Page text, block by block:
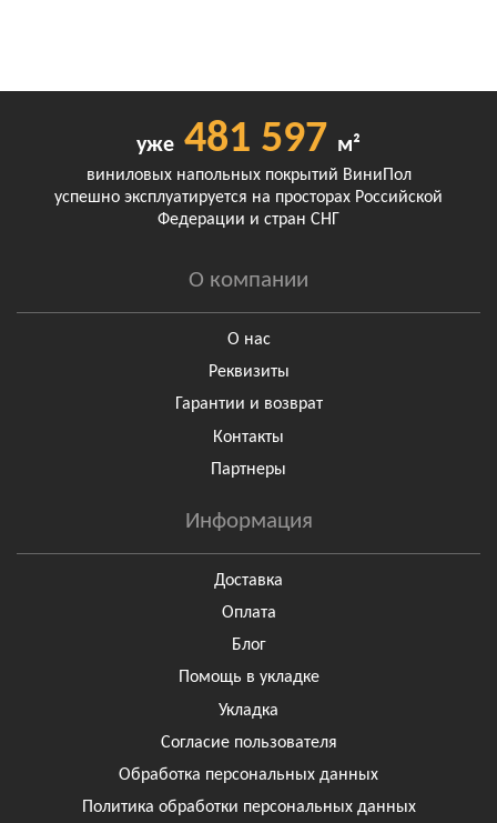
уже 481 597 м²
виниловых напольных покрытий ВиниПол
успешно эксплуатируется на просторах Российской
Федерации и стран СНГ
О компании
О нас
Реквизиты
Гарантии и возврат
Контакты
Партнеры
Информация
Доставка
Оплата
Блог
Помощь в укладке
Укладка
Согласие пользователя
Обработка персональных данных
Политика обработки персональных данных